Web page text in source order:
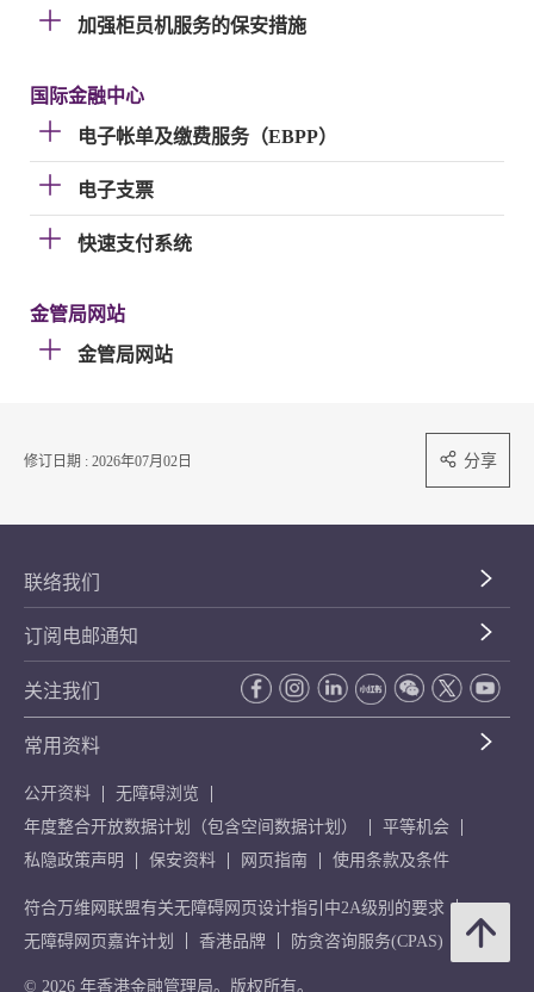
加强柜员机服务的保安措施
国际金融中心
电子帐单及缴费服务（EBPP）
电子支票
快速支付系统
金管局网站
金管局网站
修订日期 : 2026年07月02日 分享
联络我们
订阅电邮通知
关注我们
常用资料
公开资料
无障碍浏览
年度整合开放数据计划（包含空间数据计划）
平等机会
私隐政策声明
保安资料 网页指南 使用条款及条件
符合万维网联盟有关无障碍网页设计指引中2A级别的要求
无障碍网页嘉许计划
香港品牌 防贪咨询服务(CPAS)
© 2026 年香港金融管理局。版权所有。